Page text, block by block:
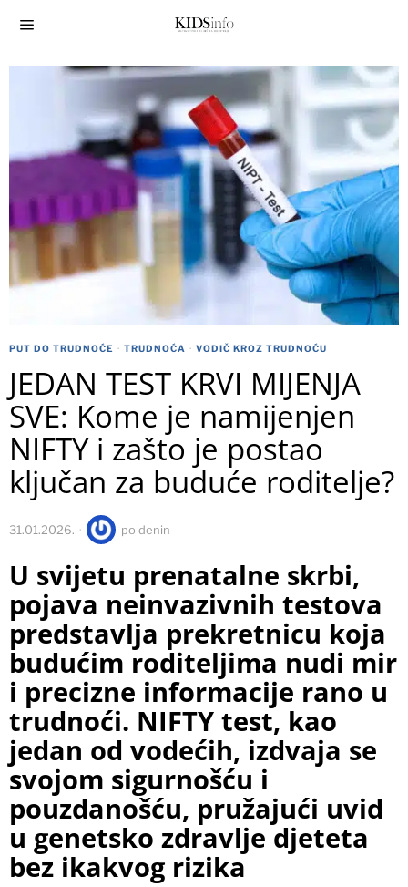
PUT DO TRUDNOĆE · TRUDNOĆA · VODIČ KROZ TRUDNOĆU
JEDAN TEST KRVI MIJENJA
SVE: Kome je namijenjen
NIFTY i zašto je postao
ključan za buduće roditelje?
31.01.2026. po denin
U svijetu prenatalne skrbi,
pojava neinvazivnih testova
predstavlja prekretnicu koja
budućim roditeljima nudi mir
i precizne informacije rano u
trudnoći. NIFTY test, kao
jedan od vodećih, izdvaja se
svojom sigurnošću i
pouzdanošću, pružajući uvid
u genetsko zdravlje djeteta
bez ikakvog rizika